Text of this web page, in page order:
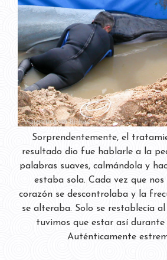
Sorprendentemente, el
resultado dio fue hablarle a la
palabras suaves, calmándola y
estaba sola. Cada vez que nos
corazón se descontrolaba y la
se alteraba. Solo se restablecía
tuvimos que estar así durante
Auténticamente